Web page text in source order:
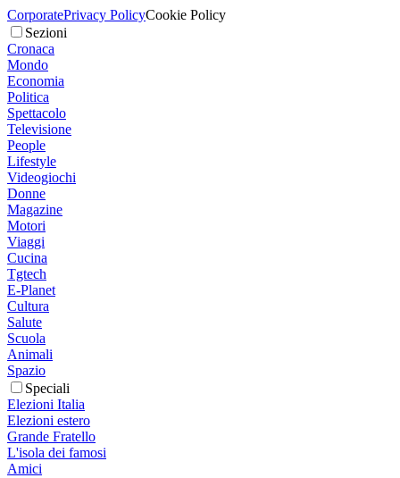
CorporatePrivacy PolicyCookie Policy
Sezioni
Cronaca
Mondo
Economia
Politica
Spettacolo
Televisione
People
Lifestyle
Videogiochi
Donne
Magazine
Motori
Viaggi
Cucina
Tgtech
E-Planet
Cultura
Salute
Scuola
Animali
Spazio
Speciali
Elezioni Italia
Elezioni estero
Grande Fratello
L'isola dei famosi
Amici